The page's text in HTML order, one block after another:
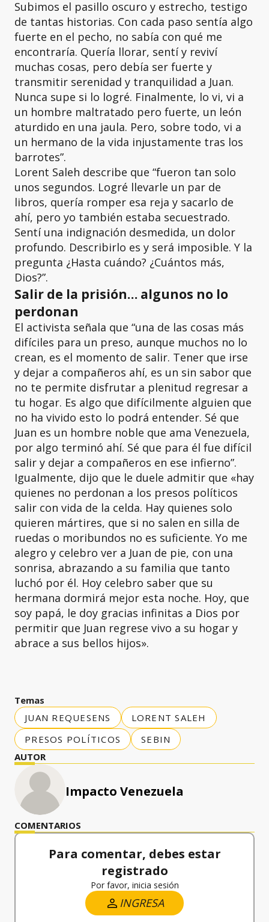
Subimos el pasillo oscuro y estrecho, testigo
de tantas historias. Con cada paso sentía algo
fuerte en el pecho, no sabía con qué me
encontraría. Quería llorar, sentí y reviví
muchas cosas, pero debía ser fuerte y
transmitir serenidad y tranquilidad a Juan.
Nunca supe si lo logré. Finalmente, lo vi, vi a
un hombre maltratado pero fuerte, un león
aturdido en una jaula. Pero, sobre todo, vi a
un hermano de la vida injustamente tras los
barrotes”.
Lorent Saleh describe que “fueron tan solo
unos segundos. Logré llevarle un par de
libros, quería romper esa reja y sacarlo de
ahí, pero yo también estaba secuestrado.
Sentí una indignación desmedida, un dolor
profundo. Describirlo es y será imposible. Y la
pregunta ¿Hasta cuándo? ¿Cuántos más,
Dios?”.
Salir de la prisión… algunos no lo
perdonan
El activista señala que “una de las cosas más
difíciles para un preso, aunque muchos no lo
crean, es el momento de salir. Tener que irse
y dejar a compañeros ahí, es un sin sabor que
no te permite disfrutar a plenitud regresar a
tu hogar. Es algo que difícilmente alguien que
no ha vivido esto lo podrá entender. Sé que
Juan es un hombre noble que ama Venezuela,
por algo terminó ahí. Sé que para él fue difícil
salir y dejar a compañeros en ese infierno”.
Igualmente, dijo que le duele admitir que «hay
quienes no perdonan a los presos políticos
salir con vida de la celda. Hay quienes solo
quieren mártires, que si no salen en silla de
ruedas o moribundos no es suficiente. Yo me
alegro y celebro ver a Juan de pie, con una
sonrisa, abrazando a su familia que tanto
luchó por él. Hoy celebro saber que su
hermana dormirá mejor esta noche. Hoy, que
soy papá, le doy gracias infinitas a Dios por
permitir que Juan regrese vivo a su hogar y
abrace a sus bellos hijos».
Temas
JUAN REQUESENS
LORENT SALEH
PRESOS POLÍTICOS
SEBIN
AUTOR
Impacto Venezuela
COMENTARIOS
Para comentar, debes estar
registrado
Por favor, inicia sesión
INGRESA